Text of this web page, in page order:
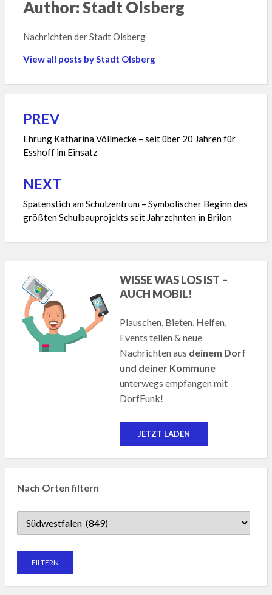
Author:Stadt Olsberg
Nachrichten der Stadt Olsberg
View all posts by Stadt Olsberg
Beitragsnavigation
PREV
Ehrung Katharina Völlmecke – seit über 20 Jahren für
Esshoff im Einsatz
NEXT
Spatenstich am Schulzentrum – Symbolischer Beginn des
größten Schulbauprojekts seit Jahrzehnten in Brilon
WISSE WAS LOS IST –
AUCH MOBIL!
Plauschen, Bieten, Helfen,
Events teilen & neue
Nachrichten aus deinem Dorf
und deiner Kommune
unterwegs empfangen mit
DorfFunk!
JETZT LADEN
Nach Orten filtern